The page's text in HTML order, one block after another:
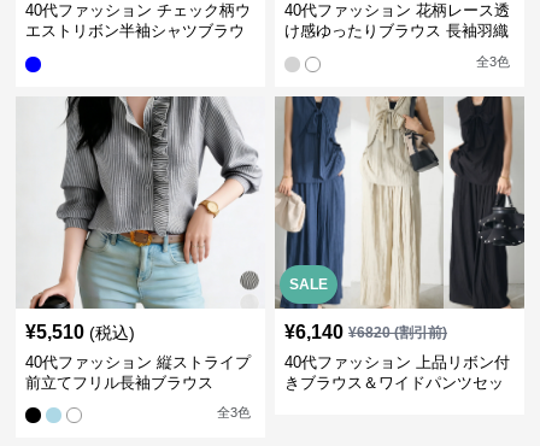
40代ファッション チェック柄ウ
エストリボン半袖シャツブラウ
40代ファッション 花柄レース透
け感ゆったりブラウス 長袖羽織
全3色
¥5,510 (税込)
40代ファッション 縦ストライプ
前立てフリル長袖ブラウス
全3色
SALE
¥6,140 ¥6820(割引前)
40代ファッション 上品リボン付
きブラウス＆ワイドパンツセッ